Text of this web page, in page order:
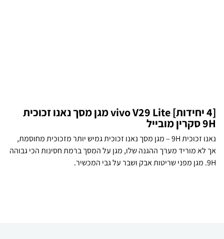
[4 יחידות] vivo V29 Lite מגן מסך נאנו זכוכית
9H סקרין מובייל
נאנו זכוכית 9H – מגן מסך נאנו זכוכית גמיש יותר מזכוכית מחוסמת,
אך לא מוריד מערך ההגנה שלו, מגן על המסך ברמת חסינות הכי גבוהה
9H. מגן מפני שריטות אבק ושבר על גבי המכשיר.